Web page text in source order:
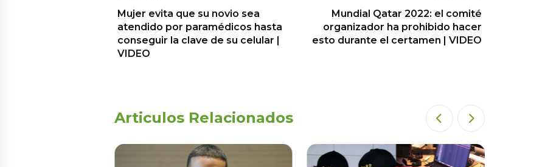
Mujer evita que su novio sea
atendido por paramédicos hasta
conseguir la clave de su celular |
VIDEO
Mundial Qatar 2022: el comité
organizador ha prohibido hacer
esto durante el certamen | VIDEO
Articulos Relacionados